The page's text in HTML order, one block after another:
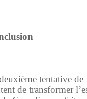
tentative
de transformer